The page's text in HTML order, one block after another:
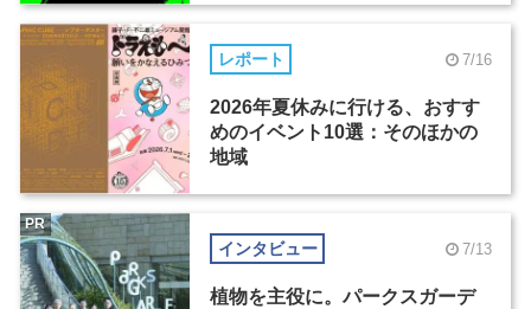
レポート 7/16
2026年夏休みに行ける、おすす
めのイベント10選：そのほかの
地域
インタビュー 7/13
植物を主役に。パークスガーデ
PR